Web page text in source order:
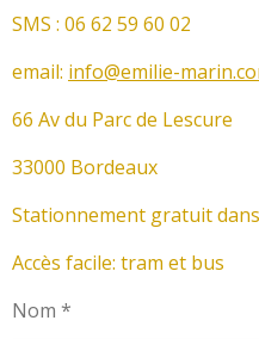
SMS : 06 62 59 60 02
email: info@emilie-
66 Av du Parc de Lescure
33000 Bordeaux
Stationnement gratuit
Accès facile: tram et bus
Nom *